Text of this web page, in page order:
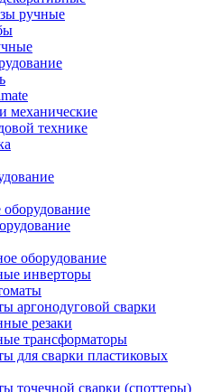
ручные
механические
технике
оборудование
инверторы
аргонодуговой сварки
резаки
трансформаторы
для сварки пластиковых
точечной сварки (споттеры)